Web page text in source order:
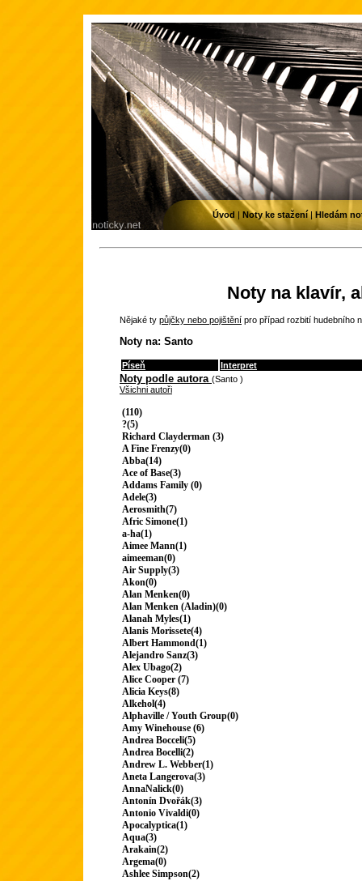
Noty na klavír,
Nějaké ty půjčky nebo pojištění pro případ rozbití hudebního
Noty na: Santo
Píseň Interpret
Noty podle autora (Santo )
Všichni autoři
(110)
?(5)
Richard Clayderman (3)
A Fine Frenzy(0)
Abba(14)
Ace of Base(3)
Addams Family (0)
Adele(3)
Aerosmith(7)
Afric Simone(1)
a-ha(1)
Aimee Mann(1)
aimeeman(0)
Air Supply(3)
Akon(0)
Alan Menken(0)
Alan Menken (Aladin)(0)
Alanah Myles(1)
Alanis Morissete(4)
Albert Hammond(1)
Alejandro Sanz(3)
Alex Ubago(2)
Alice Cooper (7)
Alicia Keys(8)
Alkehol(4)
Alphaville / Youth Group(0)
Amy Winehouse (6)
Andrea Bocceli(5)
Andrea Bocelli(2)
Andrew L. Webber(1)
Aneta Langerova(3)
AnnaNalick(0)
Antonín Dvořák(3)
Antonio Vivaldi(0)
Apocalyptica(1)
Aqua(3)
Arakain(2)
Argema(0)
Ashlee Simpson(2)
Úvod | Noty ke stažení| Hledám